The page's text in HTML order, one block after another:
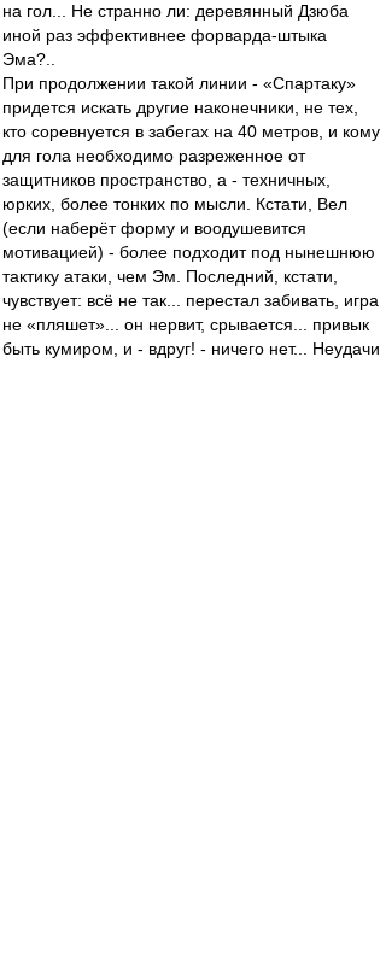
на гол... Не странно ли: деревянный Дзюба
иной раз эффективнее форварда-штыка
Эма?..
При продолжении такой линии - «Спартаку»
придется искать другие наконечники, не тех,
кто соревнуется в забегах на 40 метров, и кому
для гола необходимо разреженное от
защитников пространство, а - техничных,
юрких, более тонких по мысли. Кстати, Вел
(если наберёт форму и воодушевится
мотивацией) - более подходит под нынешнюю
тактику атаки, чем Эм. Последний, кстати,
чувствует: всё не так... перестал забивать, игра
не «пляшет»... он нервит, срывается... привык
быть кумиром, и - вдруг! - ничего нет... Неудачи